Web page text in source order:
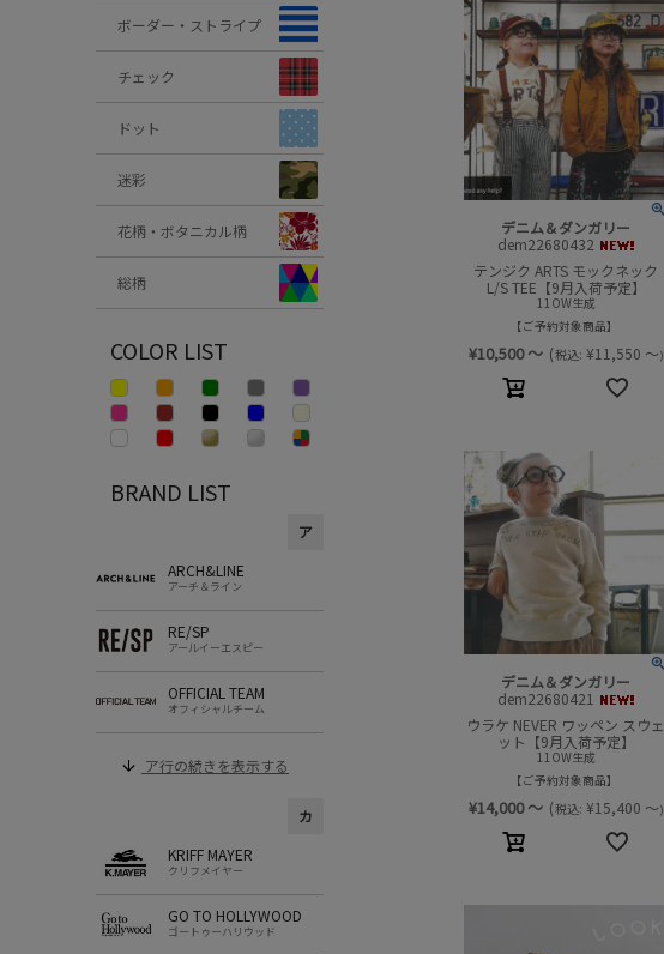
ボーダー・ストライプ
チェック
ドット
迷彩
花柄・ボタニカル柄
総柄
COLOR LIST
BRAND LIST
ア
ARCH&LINE
アーチ＆ライン
RE/SP
アールイーエスピー
OFFICIAL TEAM
オフィシャルチーム
ア行の続きを表示する
カ
KRIFF MAYER
クリフメイヤー
GO TO HOLLYWOOD
ゴートゥーハリウッド
デニム＆ダンガリー
dem22680432
テンジク ARTS モックネック
L/S TEE【9月入荷予定】
11OW生成
ご予約対象商品
¥10,500～ (税込: ¥11,550 ～)
デニム＆ダンガリー
dem22680421
ウラケ NEVER ワッペン スウェ
ット【9月入荷予定】
11OW生成
ご予約対象商品
¥14,000～ (税込: ¥15,400 ～)